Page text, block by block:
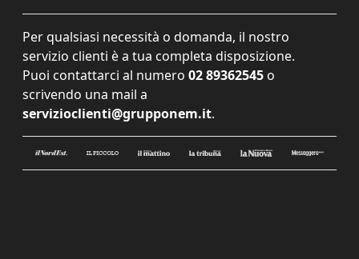
Per qualsiasi necessità o domanda, il nostro
servizio clienti è a tua completa disposizione.
Puoi contattarci al numero 02 89362545 o
scrivendo una mail a
servizioclienti@grupponem.it.